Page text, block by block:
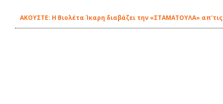
ΑΚΟΥΣΤΕ: Η Βιολέτα Ίκαρη διαβάζει την «ΣΤΑΜΑΤΟΥΛΑ»